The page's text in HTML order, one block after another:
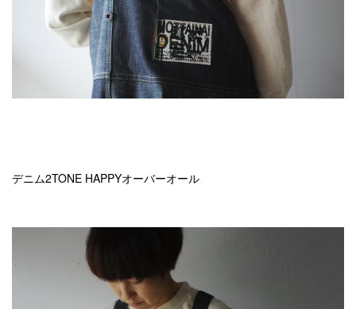
デニム2TONE HAPPYオーバーオール